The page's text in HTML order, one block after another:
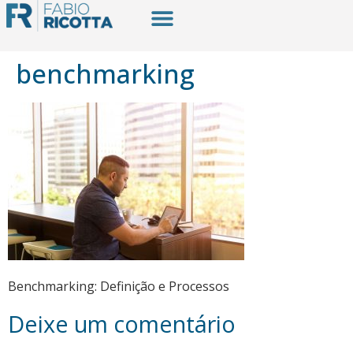
benchmarking
Benchmarking: Definição e Processos
Deixe um comentário